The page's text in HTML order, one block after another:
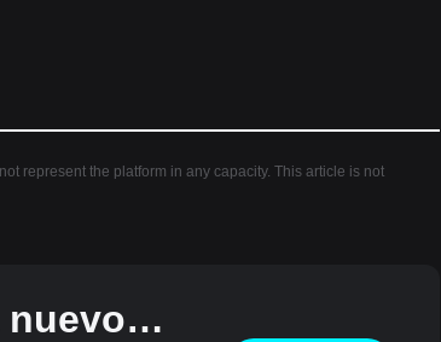
represent the platform in any capacity. This article is not
nuevos